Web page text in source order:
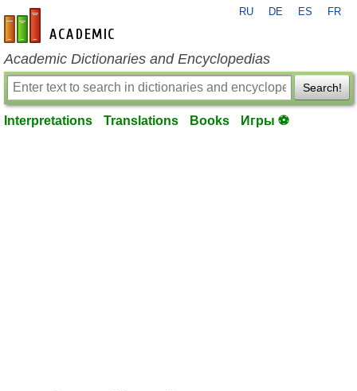
en-academic.com
RU DE ES FR
Academic Dictionaries and Encyclopedias
Search!
Interpretations Translations Books Игры ⚽